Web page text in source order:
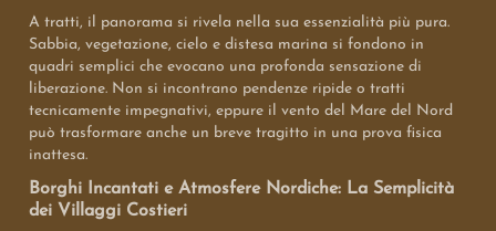
A tratti, il panorama si rivela nella sua essenzialità più pura.
Sabbia, vegetazione, cielo e distesa marina si fondono in
quadri semplici che evocano una profonda sensazione di
liberazione. Non si incontrano pendenze ripide o tratti
tecnicamente impegnativi, eppure il vento del Mare del Nord
può trasformare anche un breve tragitto in una prova fisica
inattesa.
Borghi Incantati e Atmosfere Nordiche: La Semplicità
dei Villaggi Costieri